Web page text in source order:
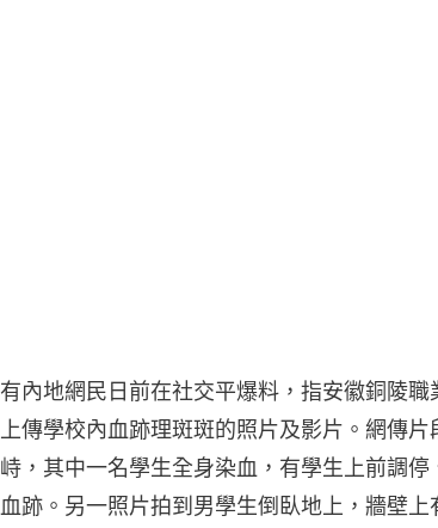
有內地網民日前在社交平爆料，指安徽銅陵
上傳學校內血跡理斑斑的照片及影片。網傳
峙，其中一名學生全身染血，有學生上前調
血跡。另一照片拍到男學生倒臥地上，牆壁上